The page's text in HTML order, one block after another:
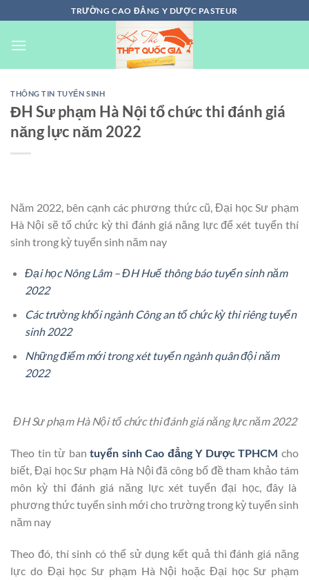
đến
nội
TRƯỜNG CAO ĐẲNG Y DƯỢC PASTEUR
THÔNG TIN TUYỂN SINH
ĐH Sư phạm Hà Nội tổ chức thi đánh giá
năng lực năm 2022
Năm 2022, bên cạnh các phương thức cũ, Đại học Sư phạm
Hà Nội sẽ tổ chức kỳ thi đánh giá năng lực để xét tuyển thí
sinh trong kỳ tuyển sinh năm nay
Đại học Nông Lâm – ĐH Huế thông báo tuyển sinh năm
2022
Các trường khối ngành Công an tổ chức kỳ thi riêng tuyển
sinh 2022
Những điểm mới trong xét tuyển ngành quân đội năm
2022
ĐH Sư phạm Hà Nội tổ chức thi đánh giá năng lực năm 2022
Theo tin từ bantuyển sinh Cao đẳng Y Dược TPHCM cho
biết, Đại học Sư phạm Hà Nội đã công bố đề tham khảo tám
môn kỳ thi đánh giá năng lực xét tuyển đại học, đây là
phương thức tuyển sinh mới cho trường trong kỳ tuyển sinh
năm nay
Theo đó, thí sinh có thể sử dụng kết quả thi đánh giá năng
lực do Đại học Sư phạm Hà Nội hoặc Đại học Sư phạm